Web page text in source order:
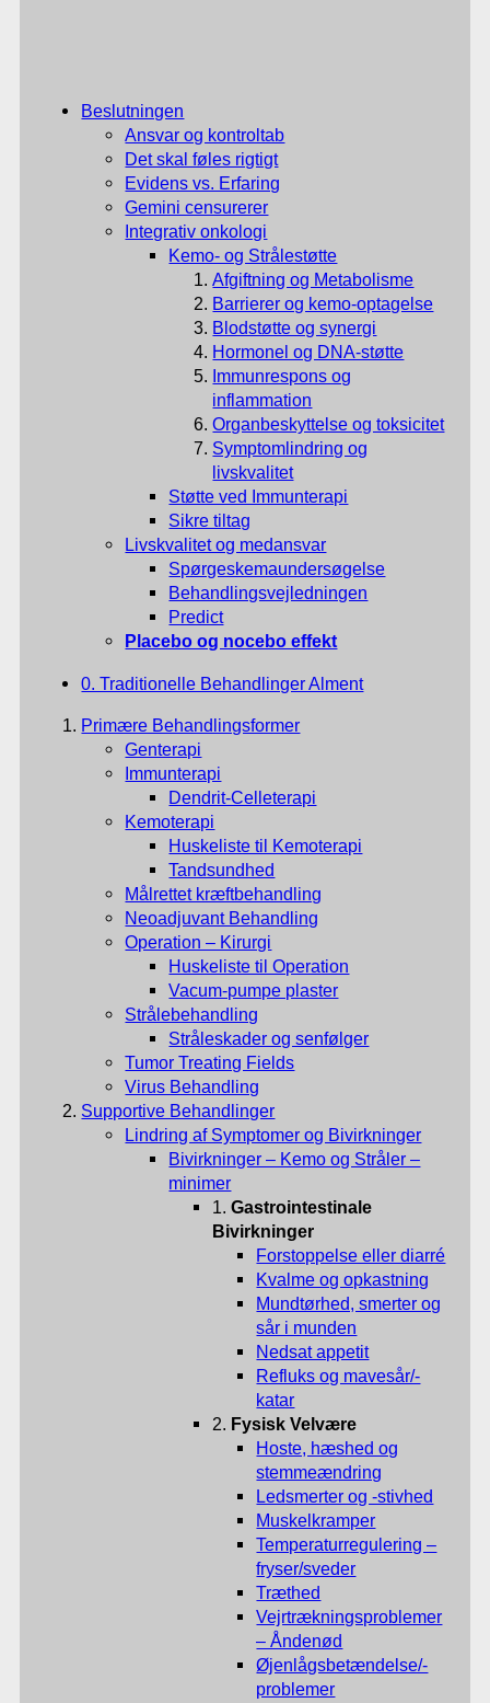
Beslutningen
Ansvar og kontroltab
Det skal føles rigtigt
Evidens vs. Erfaring
Gemini censurerer
Integrativ onkologi
Kemo- og Strålestøtte
Afgiftning og Metabolisme
Barrierer og kemo-optagelse
Blodstøtte og synergi
Hormonel og DNA-støtte
Immunrespons og
inflammation
Organbeskyttelse og toksicitet
Symptomlindring og
livskvalitet
Støtte ved Immunterapi
Sikre tiltag
Livskvalitet og medansvar
Spørgeskemaundersøgelse
Behandlingsvejledningen
Predict
Placebo og nocebo effekt
0. Traditionelle Behandlinger Alment
Primære Behandlingsformer
Genterapi
Immunterapi
Dendrit-Celleterapi
Kemoterapi
Huskeliste til Kemoterapi
Tandsundhed
Målrettet kræftbehandling
Neoadjuvant Behandling
Operation – Kirurgi
Huskeliste til Operation
Vacum-pumpe plaster
Strålebehandling
Stråleskader og senfølger
Tumor Treating Fields
Virus Behandling
Supportive Behandlinger
Lindring af Symptomer og Bivirkninger
Bivirkninger – Kemo og Stråler –
minimer
1.Gastrointestinale
Bivirkninger
Forstoppelse eller diarré
Kvalme og opkastning
Mundtørhed, smerter og
sår i munden
Nedsat appetit
Refluks og mavesår/-
katar
2. Fysisk Velvære
Hoste, hæshed og
stemmeændring
Ledsmerter og -stivhed
Muskelkramper
Temperaturregulering –
fryser/sveder
Træthed
Vejrtrækningsproblemer
– Åndenød
Øjenlågsbetændelse/-
problemer